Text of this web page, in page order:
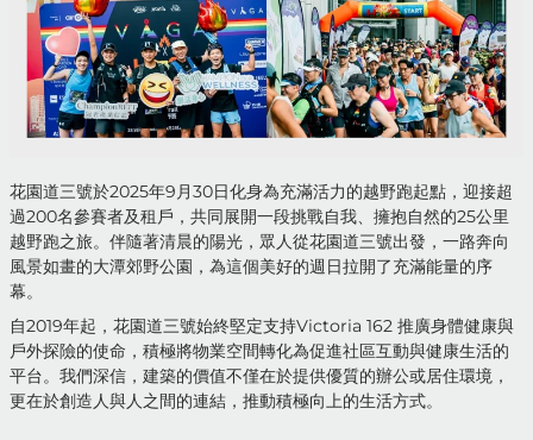
花園道三號於2025年9月30日化身為充滿活力的越野跑起點，迎接超
過200名參賽者及租戶，共同展開一段挑戰自我、擁抱自然的25公里
越野跑之旅。伴隨著清晨的陽光，眾人從花園道三號出發，一路奔向
風景如畫的大潭郊野公園，為這個美好的週日拉開了充滿能量的序
幕。
自2019年起，花園道三號始終堅定支持Victoria 162 推廣身體健康與
戶外探險的使命，積極將物業空間轉化為促進社區互動與健康生活的
平台。我們深信，建築的價值不僅在於提供優質的辦公或居住環境，
更在於創造人與人之間的連結，推動積極向上的生活方式。